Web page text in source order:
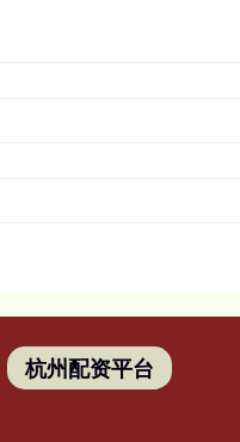
杭州配资平台